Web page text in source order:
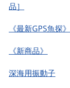
品］
《最新GPS魚探》
《新商品》
深海用振動子